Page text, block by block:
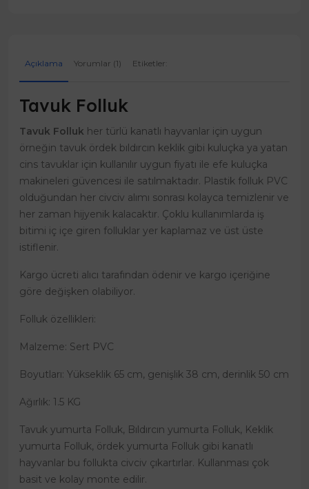
Açıklama Yorumlar (1) Etiketler:
Tavuk Folluk
Tavuk Folluk her türlü kanatlı hayvanlar için uygun
örneğin tavuk ördek bıldırcın keklik gibi kuluçka ya yatan
cins tavuklar için kullanılır uygun fiyatı ile efe kuluçka
makineleri güvencesi ile satılmaktadır. Plastik folluk PVC
olduğundan her civciv alımı sonrası kolayca temizlenir ve
her zaman hijyenik kalacaktır. Çoklu kullanımlarda iş
bitimi iç içe giren folluklar yer kaplamaz ve üst üste
istiflenir.
Kargo ücreti alıcı tarafından ödenir ve kargo içeriğine
göre değişken olabiliyor.
Folluk özellikleri:
Malzeme: Sert PVC
Boyutları: Yükseklik 65 cm, genişlik 38 cm, derinlik 50 cm
Ağırlık: 1.5 KG
Tavuk yumurta Folluk, Bıldırcın yumurta Folluk, Keklik
yumurta Folluk, ördek yumurta Folluk gibi kanatlı
hayvanlar bu follukta civciv çıkartırlar. Kullanması çok
basit ve kolay monte edilir.